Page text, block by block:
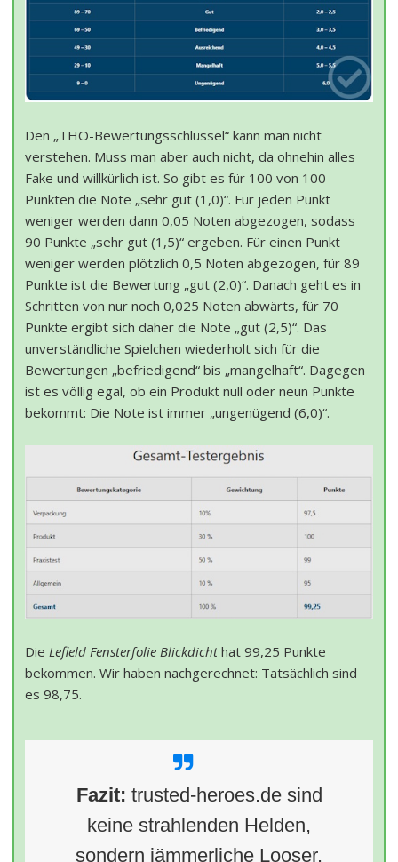
Den „THO-Bewertungsschlüssel“ kann man nicht
verstehen. Muss man aber auch nicht, da ohnehin alles
Fake und willkürlich ist. So gibt es für 100 von 100
Punkten die Note „sehr gut (1,0)“. Für jeden Punkt
weniger werden dann 0,05 Noten abgezogen, sodass
90 Punkte „sehr gut (1,5)“ ergeben. Für einen Punkt
weniger werden plötzlich 0,5 Noten abgezogen, für 89
Punkte ist die Bewertung „gut (2,0)“. Danach geht es in
Schritten von nur noch 0,025 Noten abwärts, für 70
Punkte ergibt sich daher die Note „gut (2,5)“. Das
unverständliche Spielchen wiederholt sich für die
Bewertungen „befriedigend“ bis „mangelhaft“. Dagegen
ist es völlig egal, ob ein Produkt null oder neun Punkte
bekommt: Die Note ist immer „ungenügend (6,0)“.
Die Lefield Fensterfolie Blickdichthat 99,25 Punkte
bekommen. Wir haben nachgerechnet: Tatsächlich sind
es 98,75.
Fazit: trusted-heroes.de sind
keine strahlenden Helden,
sondern jämmerliche Looser.